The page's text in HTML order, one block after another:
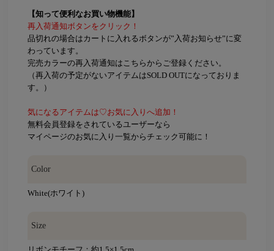
【知って便利なお買い物機能】
再入荷通知ボタンをクリック！
品切れの場合はカートに入れるボタンが”入荷お知らせ”に変
わっています。
完売カラーの再入荷通知はこちらからご登録ください。
（再入荷の予定がないアイテムはSOLD OUTになっておりま
す。）
気になるアイテムは♡お気に入りへ追加！
無料会員登録をされているユーザーなら
マイページのお気に入り一覧からチェック可能に！
Color
White(ホワイト)
Size